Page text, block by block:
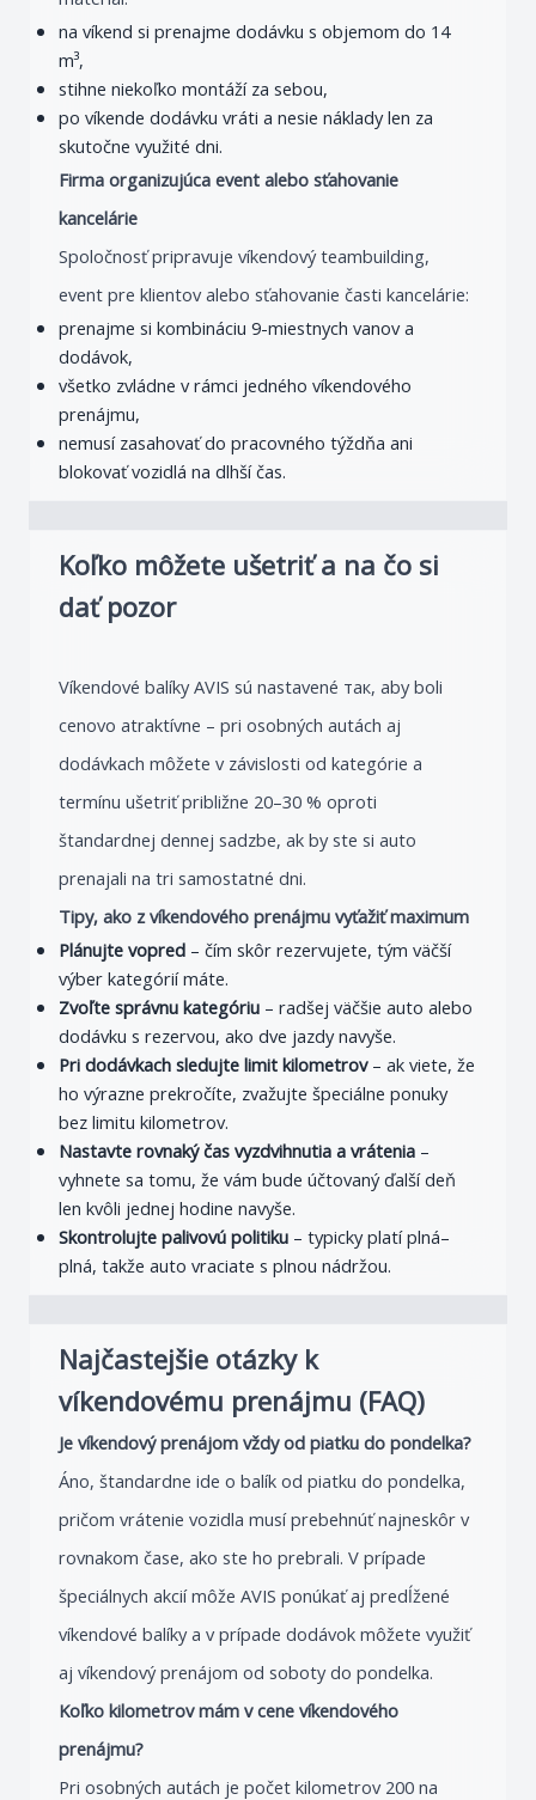
na víkend si prenajme dodávku s objemom do 14
m³,
stihne niekoľko montáží za sebou,
po víkende dodávku vráti a nesie náklady len za
skutočne využité dni.
Firma organizujúca event alebo sťahovanie
kancelárie
Spoločnosť pripravuje víkendový teambuilding,
event pre klientov alebo sťahovanie časti kancelárie:
prenajme si kombináciu 9-miestnych vanov a
dodávok,
všetko zvládne v rámci jedného víkendového
prenájmu,
nemusí zasahovať do pracovného týždňa ani
blokovať vozidlá na dlhší čas.
Koľko môžete ušetriť a na čo si
dať pozor
Víkendové balíky AVIS sú nastavené так, aby boli
cenovo atraktívne – pri osobných autách aj
dodávkach môžete v závislosti od kategórie a
termínu ušetriť približne 20–30 % oproti
štandardnej dennej sadzbe, ak by ste si auto
prenajali na tri samostatné dni.
Tipy, ako z víkendového prenájmu vyťažiť maximum
Plánujte vopred – čím skôr rezervujete, tým väčší
výber kategórií máte.
Zvoľte správnu kategóriu – radšej väčšie auto alebo
dodávku s rezervou, ako dve jazdy navyše.
Pri dodávkach sledujte limit kilometrov– ak viete, že
ho výrazne prekročíte, zvažujte špeciálne ponuky
bez limitu kilometrov.
Nastavte rovnaký čas vyzdvihnutia a vrátenia –
vyhnete sa tomu, že vám bude účtovaný ďalší deň
len kvôli jednej hodine navyše.
Skontrolujte palivovú politiku – typicky platí plná–
plná, takže auto vraciate s plnou nádržou.
Najčastejšie otázky k
víkendovému prenájmu (FAQ)
Je víkendový prenájom vždy od piatku do pondelka?
Áno, štandardne ide o balík od piatku do pondelka,
pričom vrátenie vozidla musí prebehnúť najneskôr v
rovnakom čase, ako ste ho prebrali. V prípade
špeciálnych akcií môže AVIS ponúkať aj predĺžené
víkendové balíky a v prípade dodávok môžete využiť
aj víkendový prenájom od soboty do pondelka.
Koľko kilometrov mám v cene víkendového
prenájmu?
Pri osobných autách je počet kilometrov 200 na